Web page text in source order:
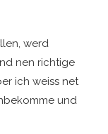
werd
nen richtige
ich weiss net
und